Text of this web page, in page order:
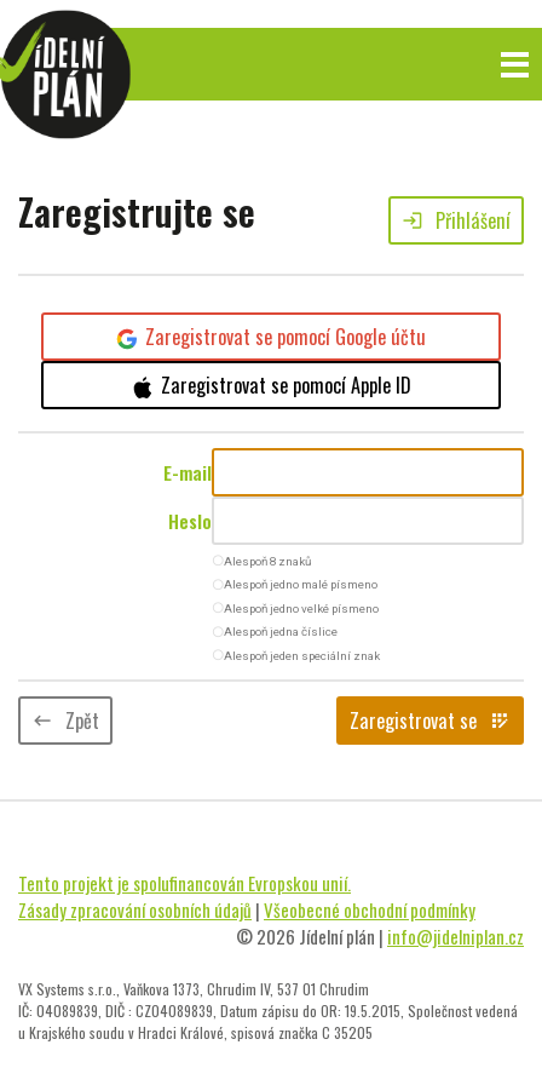
Zaregistrujte se login Přihlášení
Zaregistrovat se pomocí Google účtu
Zaregistrovat se pomocí Apple ID
E-mail
Heslo
radio_button_uncheckedAlespoň 8 znaků
radio_button_uncheckedAlespoň jedno malé písmeno
radio_button_uncheckedAlespoň jedno velké písmeno
radio_button_uncheckedAlespoň jedna číslice
radio_button_uncheckedAlespoň jeden speciální znak
keyboard_backspace Zpět Zaregistrovat se app_registration
Tento projekt je spolufinancován Evropskou unií.
Zásady zpracování osobních údajů |Všeobecné obchodní podmínky
© 2026 Jídelní plán | info@jidelniplan.cz
VX Systems s.r.o., Vaňkova 1373, Chrudim IV, 537 01 Chrudim
IČ: 04089839, DIČ : CZ04089839, Datum zápisu do OR: 19.5.2015, Společnost vedená
u Krajského soudu v Hradci Králové, spisová značka C 35205